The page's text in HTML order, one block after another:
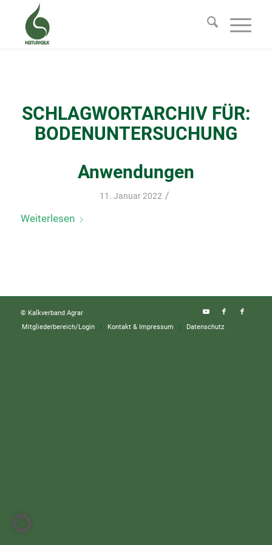
SCHLAGWORTARCHIV FÜR:
BODENUNTERSUCHUNG
Anwendungen
11. Januar 2022 /
Weiterlesen
© Kalkverband Agrar
Mitgliederbereich/Login
Kontakt & Impressum Datenschutz